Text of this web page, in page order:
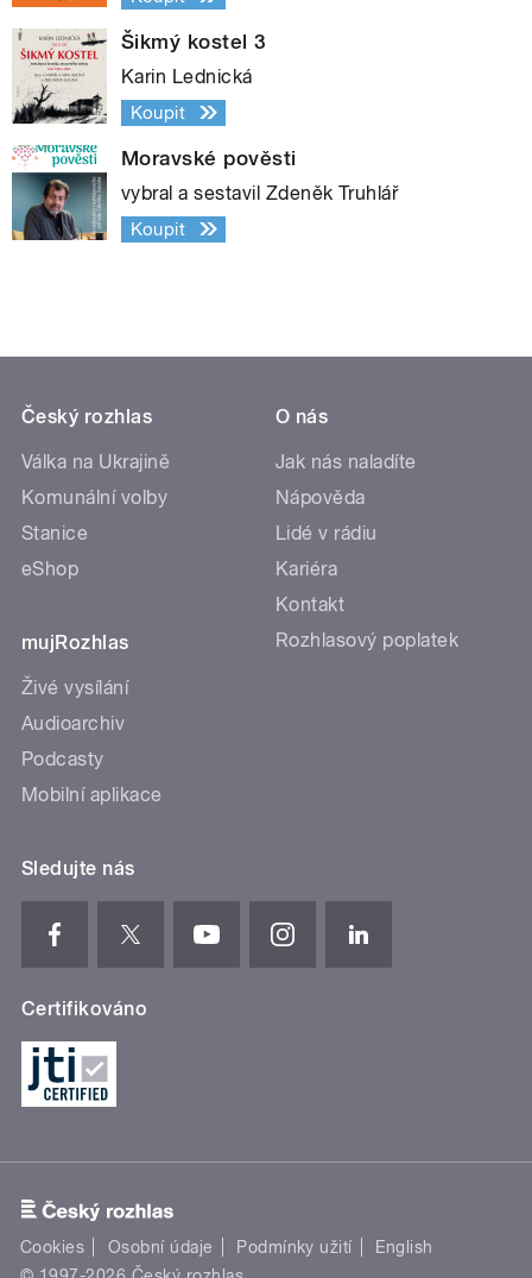
Šikmý kostel 3
Karin Lednická
Koupit
Moravské pověsti
vybral a sestavil Zdeněk Truhlář
Koupit
Český rozhlas
Válka na Ukrajině
Komunální volby
Stanice
eShop
mujRozhlas
Živé vysílání
Audioarchiv
Podcasty
Mobilní aplikace
O nás
Jak nás naladíte
Nápověda
Lidé v rádiu
Kariéra
Kontakt
Rozhlasový poplatek
Sledujte nás
Certifikováno
Cookies Osobní údaje Podmínky užití
English